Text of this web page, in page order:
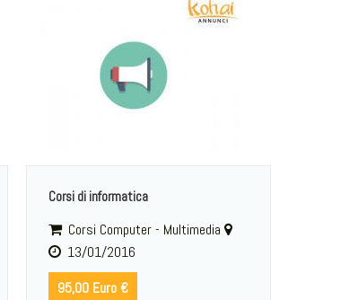
Corsi di informatica
Corsi Computer - Multimedia
13/01/2016
95,00 Euro €